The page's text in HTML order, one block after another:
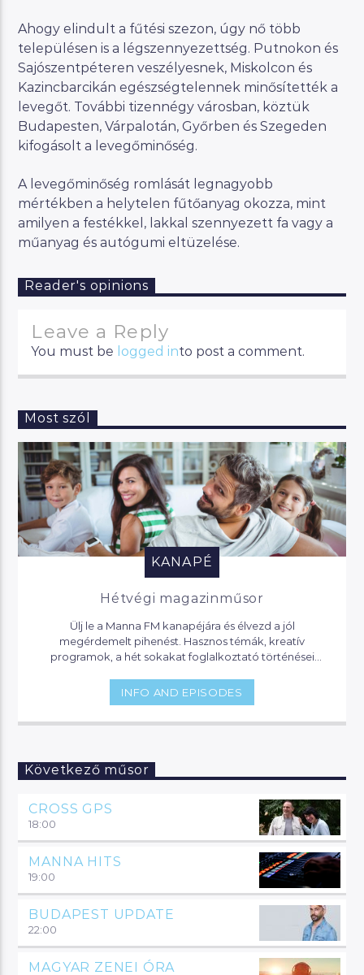
Ahogy elindult a fűtési szezon, úgy nő több
településen is a légszennyezettség. Putnokon és
Sajószentpéteren veszélyesnek, Miskolcon és
Kazincbarcikán egészségtelennek minősítették a
levegőt. További tizennégy városban, köztük
Budapesten, Várpalotán, Győrben és Szegeden
kifogásolt a levegőminőség.
A levegőminőség romlását legnagyobb
mértékben a helytelen fűtőanyag okozza, mint
amilyen a festékkel, lakkal szennyezett fa vagy a
műanyag és autógumi eltüzelése.
Reader's opinions
Leave a Reply
You must be logged into post a comment.
Most szól
KANAPÉ
Hétvégi magazinműsor
Ülj le a Manna FM kanapéjára és élvezd a jól
megérdemelt pihenést. Hasznos témák, kreatív
programok, a hét sokakat foglalkoztató történései
foglalsz nálunk.
INFO AND EPISODES
Következő műsor
CROSS GPS
18:00
MANNA HITS
19:00
BUDAPEST UPDATE
22:00
MAGYAR ZENEI ÓRA